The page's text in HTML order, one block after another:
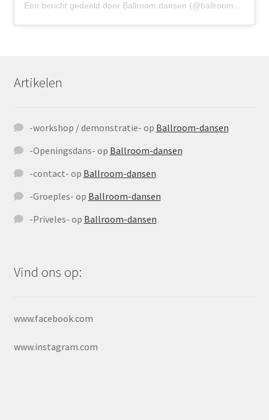
Een bericht gedeeld door Ballroom dansen (@ballroomdansen)
Artikelen
-workshop / demonstratie- op Ballroom-dansen
-Openingsdans- op Ballroom-dansen
-contact- op Ballroom-dansen
-Groeples- op Ballroom-dansen
-Priveles- op Ballroom-dansen
Vind ons op:
www.facebook.com
www.instagram.com